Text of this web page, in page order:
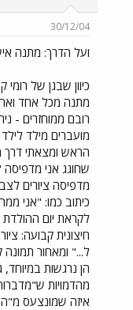
30/12/04
ועל הדרך: מתנה
כיוון שבגן של
מתנה מכל אחד
רובם ממוחזרים -
מועברים מילד
הראש ומצאתי דרך
מדפיסה ציורים
כיתוב כמו: "אני
לקראת יום
חיצונית קבועה:
ל..." ומאחור תמונה
הן נרגשות
מהדמויות
איזה שמונצעס מ"הכל